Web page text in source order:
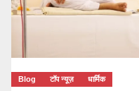
Blog टॉप न्यूज़ धार्मिक